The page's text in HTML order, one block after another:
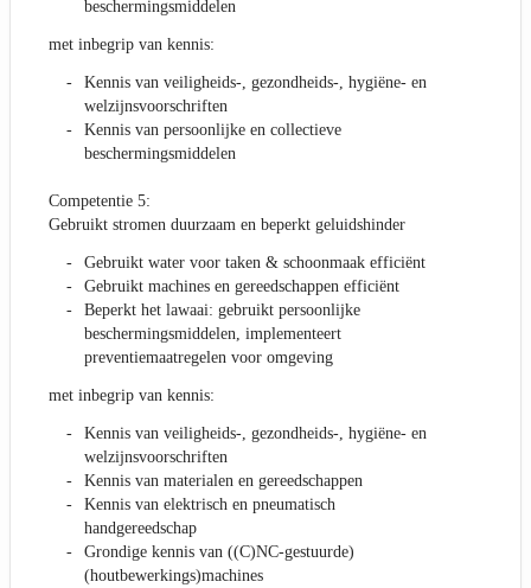
beschermingsmiddelen
met inbegrip van kennis:
Kennis van veiligheids-, gezondheids-, hygiëne- en
welzijnsvoorschriften
Kennis van persoonlijke en collectieve
beschermingsmiddelen
Competentie 5:
Gebruikt stromen duurzaam en beperkt geluidshinder
Gebruikt water voor taken & schoonmaak efficiënt
Gebruikt machines en gereedschappen efficiënt
Beperkt het lawaai: gebruikt persoonlijke
beschermingsmiddelen, implementeert
preventiemaatregelen voor omgeving
met inbegrip van kennis:
Kennis van veiligheids-, gezondheids-, hygiëne- en
welzijnsvoorschriften
Kennis van materialen en gereedschappen
Kennis van elektrisch en pneumatisch
handgereedschap
Grondige kennis van ((C)NC-gestuurde)
(houtbewerkings)machines